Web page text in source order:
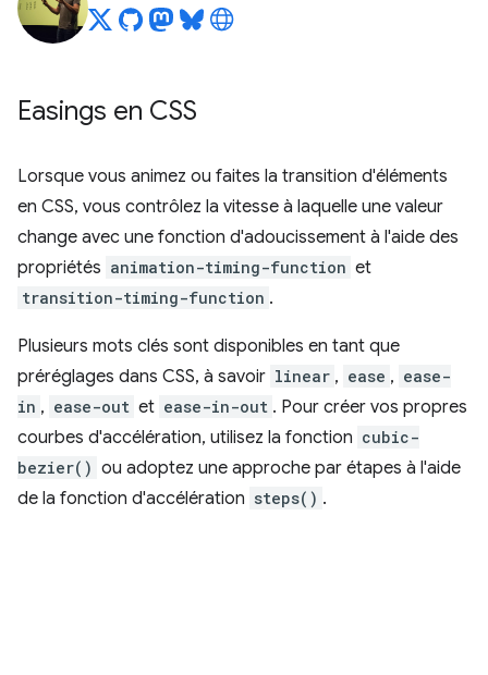
Easings en CSS
Lorsque vous animez ou faites la transition d'éléments
en CSS, vous contrôlez la vitesse à laquelle une valeur
change avec une fonction d'adoucissement à l'aide des
propriétés animation-timing-function et
transition-timing-function .
Plusieurs mots clés sont disponibles en tant que
préréglages dans CSS, à savoir linear , ease , ease-
in , ease-out et ease-in-out . Pour créer vos propres
courbes d'accélération, utilisez la fonction cubic-
bezier() ou adoptez une approche par étapes à l'aide
de la fonction d'accélération steps() .